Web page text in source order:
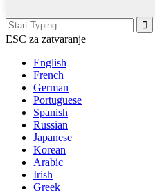
ESC za zatvaranje
English
French
German
Portuguese
Spanish
Russian
Japanese
Korean
Arabic
Irish
Greek